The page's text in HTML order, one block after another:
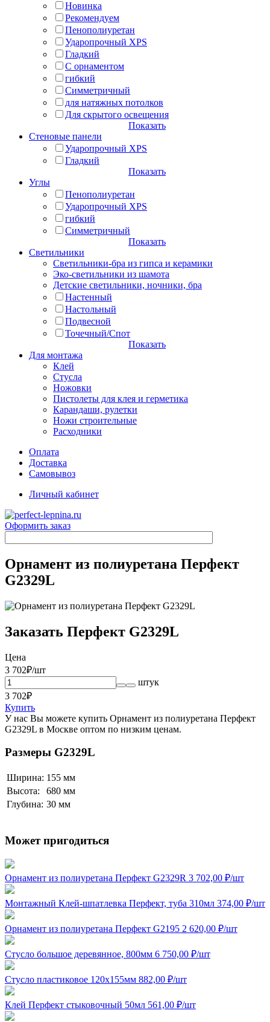
Новинка
Рекомендуем
Пенополиуретан
Ударопрочный XPS
Гладкий
С орнаментом
гибкий
Симметричный
для натяжных потолков
Для скрытого освещения
Показать
Стеновые панели
Ударопрочный XPS
Гладкий
Показать
Углы
Пенополиуретан
Ударопрочный XPS
гибкий
Симметричный
Показать
Светильники
Светильники-бра из гипса и керамики
Эко-светильники из шамота
Детские светильники, ночники, бра
Настенный
Настольный
Подвесной
Точечный/Спот
Показать
Для монтажа
Клей
Стусла
Ножовки
Пистолеты для клея и герметика
Карандаши, рулетки
Ножи строительные
Расходники
Оплата
Доставка
Самовывоз
Личный кабинет
Оформить заказ
Орнамент из полиуретана Перфект
G2329L
Заказать Перфект G2329L
Цена
3 702₽/шт
штук
3 702₽
Купить
У нас Вы можете купить Орнамент из полиуретана Перфект
G2329L в Москве оптом по низким ценам.
Размеры G2329L
Ширина: 155 мм
Высота:
680 мм
Глубина: 30 мм
Может пригодиться
Орнамент из полиуретана Перфект G2329R 3 702,00 ₽/шт
Монтажный Клей-шпатлевка Перфект, туба 310мл 374,00 ₽/шт
Орнамент из полиуретана Перфект G2195 2 620,00 ₽/шт
Стусло большое деревянное, 800мм 6 750,00 ₽/шт
Стусло пластиковое 120x155мм 882,00 ₽/шт
Клей Перфект стыковочный 50мл 561,00 ₽/шт